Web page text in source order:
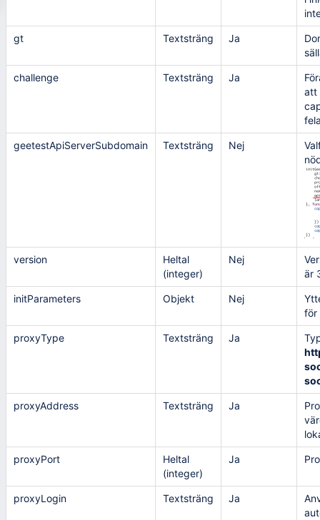
gt Textsträng Ja
challenge Textsträng Ja
att
geetestApiServerSubdomain Textsträng Nej
version
Heltal
(integer)
Nej
är
initParameters Objekt Nej
för
proxyType Textsträng Ja
proxyAddress Textsträng Ja
proxyPort
Heltal
(integer)
Ja
proxyLogin Textsträng Ja